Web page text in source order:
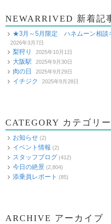
NEWARRIVED 新着記
★3月～5月限定 ハネムーン相談
2026年3月7日
梨狩り 2025年10月1日
大阪駅 2025年9月30日
肉の日 2025年9月29日
イチジク 2025年9月28日
CATEGORY カテゴリー
お知らせ (2)
イベント情報 (2)
スタッフブログ (412)
今日の絶景 (2,804)
添乗員レポート (85)
ARCHIVE アーカイブ